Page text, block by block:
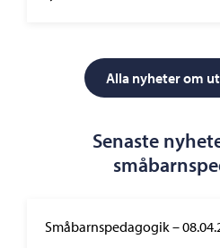
Alla nyheter om
Senaste
Småbarnspedagogik –